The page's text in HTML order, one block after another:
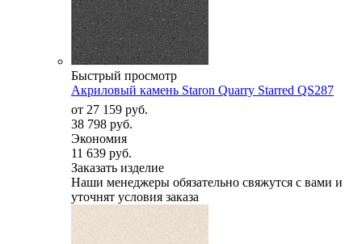
Быстрый просмотр
Акриловый камень Staron Quarry Starred QS287
от 27 159 руб.
38 798 руб.
Экономия
11 639 руб.
Заказать изделие
Наши менеджеры обязательно свяжутся с вами и
уточнят условия заказа